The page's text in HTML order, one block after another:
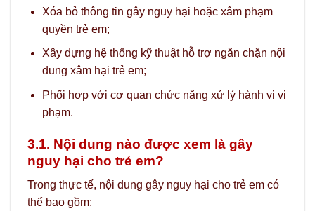
Xóa bỏ thông tin gây nguy hại hoặc xâm phạm
quyền trẻ em;
Xây dựng hệ thống kỹ thuật hỗ trợ ngăn chặn nội
dung xâm hại trẻ em;
Phối hợp với cơ quan chức năng xử lý hành vi vi
phạm.
3.1. Nội dung nào được xem là gây
nguy hại cho trẻ em?
Trong thực tế, nội dung gây nguy hại cho trẻ em có
thể bao gồm: